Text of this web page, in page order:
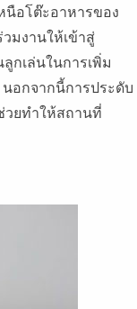
นือโต๊ะอาหารของ
มงานให้เข้าสู่
กเล่นในการเพิ่ม
อกจากนี้การประดับ
วยทำให้สถานที่